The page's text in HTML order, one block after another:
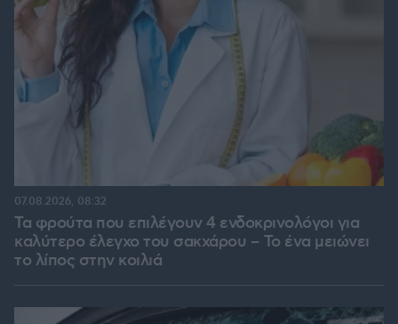
Τα φρούτα που επιλέγουν 4 ενδοκρινολόγοι για
καλύτερο έλεγχο του σακχάρου – Το ένα μειώνει
το λίπος στην κοιλιά
07.08.2026, 08:32